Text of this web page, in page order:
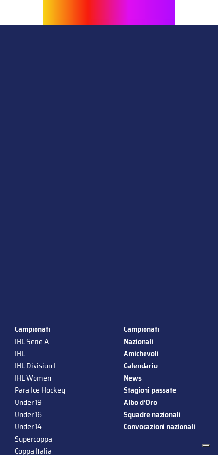
Campionati
IHL Serie A
IHL
IHL Division I
IHL Women
Para Ice Hockey
Under 19
Under 16
Under 14
Supercoppa
Coppa Italia
Campionati
Nazionali
Amichevoli
Calendario
News
Stagioni passate
Albo d’Oro
Squadre nazionali
Convocazioni nazionali